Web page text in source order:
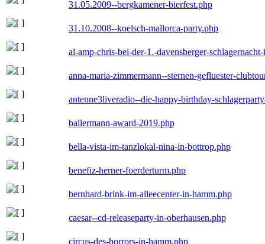
31.05.2009--bergkamener-bierfest.php
31.10.2008--koelsch-mallorca-party.php
al-amp-chris-bei-der-1.-davensberger-
anna-maria-zimmermann--sternen-gefluester-
antenne3liveradio--die-happy-birthday-
ballermann-award-2019.php
bella-vista-im-tanzlokal-nina-in-bottrop.php
benefiz-herner-foerderturm.php
bernhard-brink-im-alleecenter-in-hamm.php
caesar--cd-releaseparty-in-oberhausen.php
circus-des-horrors-in-hamm.php